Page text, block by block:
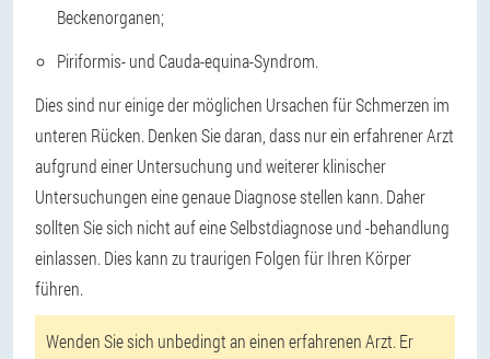
Beckenorganen;
Piriformis- und Cauda-equina-Syndrom.
Dies sind nur einige der möglichen Ursachen für Schmerzen im
unteren Rücken. Denken Sie daran, dass nur ein erfahrener Arzt
aufgrund einer Untersuchung und weiterer klinischer
Untersuchungen eine genaue Diagnose stellen kann. Daher
sollten Sie sich nicht auf eine Selbstdiagnose und -behandlung
einlassen. Dies kann zu traurigen Folgen für Ihren Körper
führen.
Wenden Sie sich unbedingt an einen erfahrenen Arzt. Er